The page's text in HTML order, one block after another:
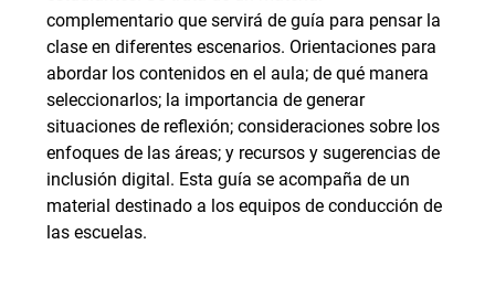
complementario que servirá de guía para pensar la
clase en diferentes escenarios. Orientaciones para
abordar los contenidos en el aula; de qué manera
seleccionarlos; la importancia de generar
situaciones de reflexión; consideraciones sobre los
enfoques de las áreas; y recursos y sugerencias de
inclusión digital. Esta guía se acompaña de un
material destinado a los equipos de conducción de
las escuelas.